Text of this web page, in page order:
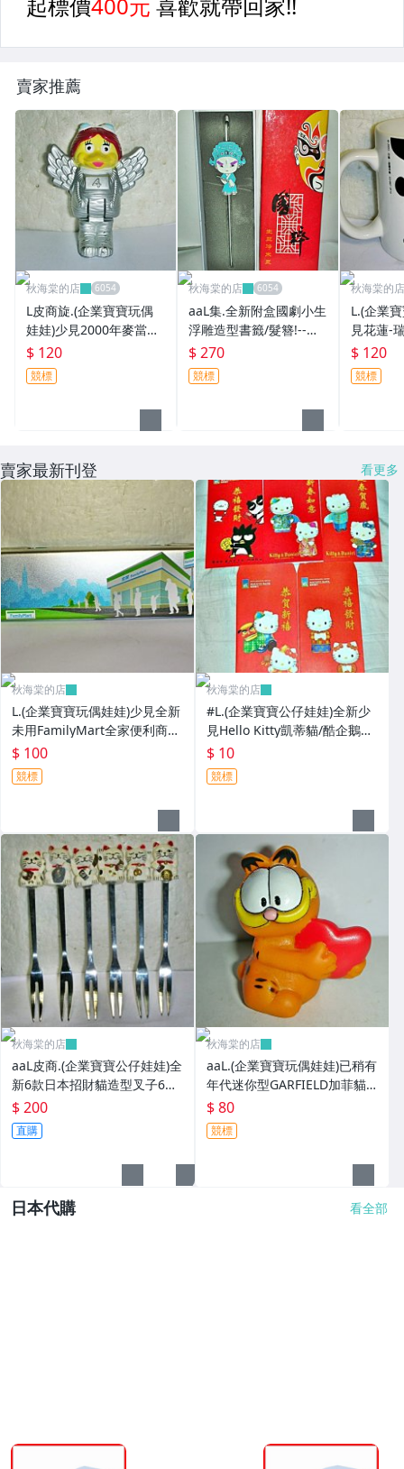
賣家推薦
秋海棠的店
L皮商旋.(企業寶寶玩偶
娃娃)少見2000年麥當勞
發行大鳥姐姐公仔!!--距
今已17年歷史值得收藏!
$ 120
競標
秋海棠的店
aaL集.全新附盒國劇小生
浮雕造型書籤/髮簪!--值
得收藏!/大4/-P
$ 270
競標
秋海棠的店
L.(企業
見花蓮-
克杯!!--
2/-P
$ 120
競標
賣家最新刊登 看更多
秋海棠的店
L.(企業寶寶玩偶娃娃)少見全新
未用FamilyMart全家便利商店
鐵質筆盒!--值得擁有!
$ 100
競標
秋海棠的店
#L.(企業寶寶公仔娃娃)全新少
見Hello Kitty凱蒂貓/酷企鵝造
型紅包袋5個一套誠泰銀行所
贈!
$ 10
競標
秋海棠的店
aaL皮商.(企業寶寶公仔娃娃)全
新6款日本招財貓造型叉子6
入!!--造型都不一樣值得收藏!!/
大4/-P
$ 200
直購
秋海棠的店
aaL.(企業寶寶玩偶娃娃)已稍有
年代迷你型GARFIELD加菲貓
拿紅色心型造型公仔!--保存良
好值得收藏!/6房樂箱1
$ 80
競標
日本代購 看全部